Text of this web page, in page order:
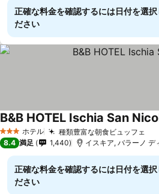
正確な料金を確認するには日付を選択
ださい
3 ホテルのランク
ホテル 種類豊富な朝食ビュッフェ
B&B HOTEL Ischia San
8.4 満足 1,440 イスキア, バラーノ
正確な料金を確認するには日付を選択
ださい